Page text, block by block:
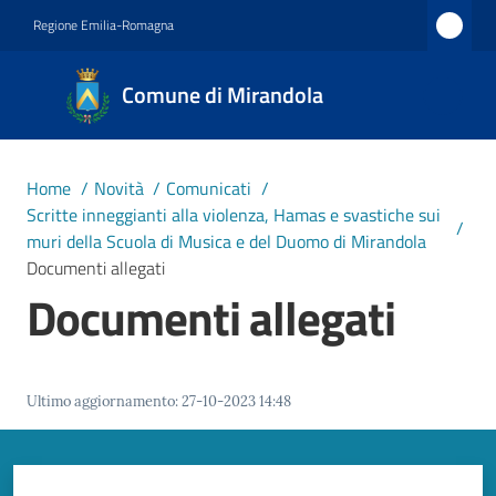
Regione Emilia-Romagna
Comune di Mirandola
Comune
di
Mirandola
1597
Servizi
Vivere
Home / Novità / Comunicati /
Scritte inneggianti alla violenza, Hamas e svastiche sui
muri della Scuola di Musica e del Duomo di Mirandola
/
Documenti allegati
Documenti allegati
Ultimo aggiornamento:27-10-2023 14:48